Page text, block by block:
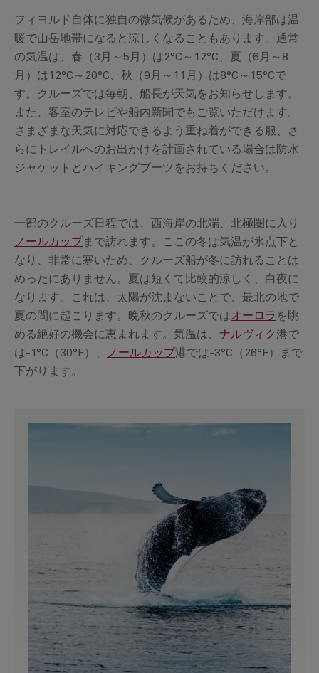
フィヨルド自体に独自の微気候があるため、海岸部は温
暖で山岳地帯になると涼しくなることもあります。通常
の気温は、春（3月～5月）は2°C～12°C、夏（6月～8
月）は12°C～20°C、秋（9月～11月）は8°C～15°Cで
す。クルーズでは毎朝、船長が天気をお知らせします。
また、客室のテレビや船内新聞でもご覧いただけます。
さまざまな天気に対応できるよう重ね着ができる服、さ
らにトレイルへのお出かけを計画されている場合は防水
ジャケットとハイキングブーツをお持ちください。
一部のクルーズ日程では、西海岸の北端、北極圏に入り
ノールカップまで訪れます。ここの冬は気温が氷点下と
なり、非常に寒いため、クルーズ船が冬に訪れることは
めったにありません。夏は短くて比較的涼しく、白夜に
なります。これは、太陽が沈まないことで、最北の地で
夏の間に起こります。晩秋のクルーズではオーロラ を眺
める絶好の機会に恵まれます。気温は、 ナルヴィク港で
は-1°C（30°F）、
ノールカップ港では-3°C（26°F）まで
下がります。